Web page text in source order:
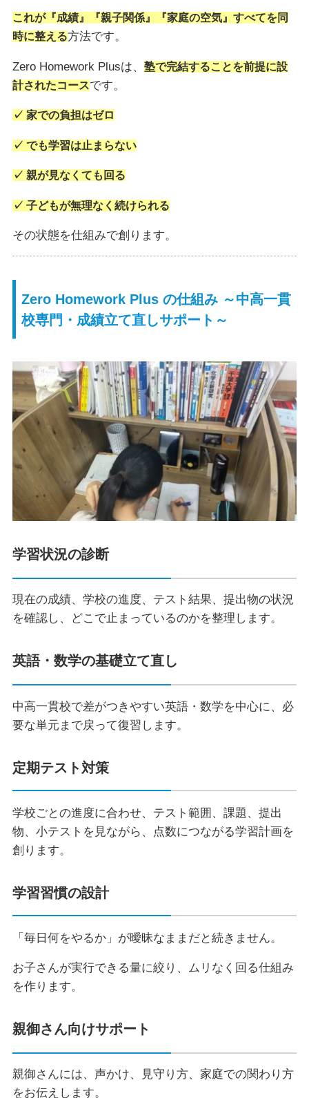
これが『成績』『親子関係』『家庭の空気』すべてを同
時に整える方法です。
Zero Homework Plusは、 塾で完結することを前提に設
計されたコースです。
✓ 家での負担はゼロ
✓ でも学習は止まらない
✓ 親が見なくても回る
✓ 子どもが無理なく続けられる
その状態を仕組みで創ります。
Zero Homework Plus の仕組み ～中高一貫
校専門・成績立て直しサポート～
学習状況の診断
現在の成績、学校の進度、テスト結果、提出物の状況
を確認し、どこで止まっているのかを整理します。
英語・数学の基礎立て直し
中高一貫校で差がつきやすい英語・数学を中心に、必
要な単元まで戻って復習します。
定期テスト対策
学校ごとの進度に合わせ、テスト範囲、課題、提出
物、小テストを見ながら、点数につながる学習計画を
創ります。
学習習慣の設計
「毎日何をやるか」が曖昧なままだと続きません。
お子さんが実行できる量に絞り、ムリなく回る仕組み
を作ります。
親御さん向けサポート
親御さんには、声かけ、見守り方、家庭での関わり方
をお伝えします。